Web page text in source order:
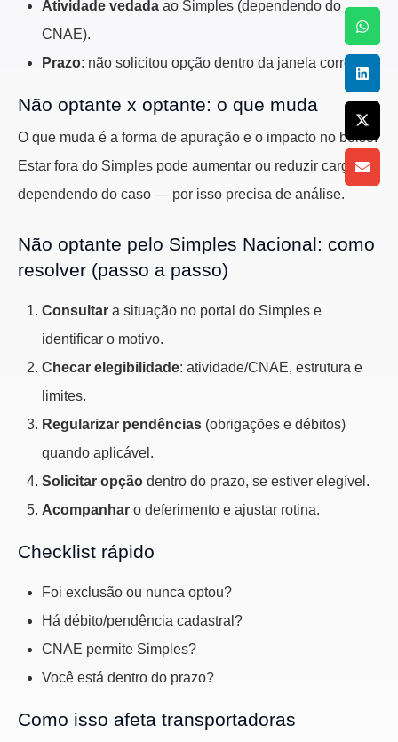
Atividade vedada ao Simples (dependendo do
CNAE).
Prazo: não solicitou opção dentro da janela correta.
Não optante x optante: o que muda
O que muda é a forma de apuração e o impacto no bolso.
Estar fora do Simples pode aumentar ou reduzir carga,
dependendo do caso — por isso precisa de análise.
Não optante pelo Simples Nacional: como
resolver (passo a passo)
Consultar a situação no portal do Simples e
identificar o motivo.
Checar elegibilidade: atividade/CNAE, estrutura e
limites.
Regularizar pendências (obrigações e débitos)
quando aplicável.
Solicitar opção dentro do prazo, se estiver elegível.
Acompanhar o deferimento e ajustar rotina.
Checklist rápido
Foi exclusão ou nunca optou?
Há débito/pendência cadastral?
CNAE permite Simples?
Você está dentro do prazo?
Como isso afeta transportadoras